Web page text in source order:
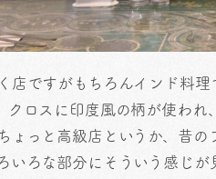
店ですがもちろんインド料
クロスに印度風の柄が使われ
ょっと高級店というか、昔
いろな部分にそういう感じ